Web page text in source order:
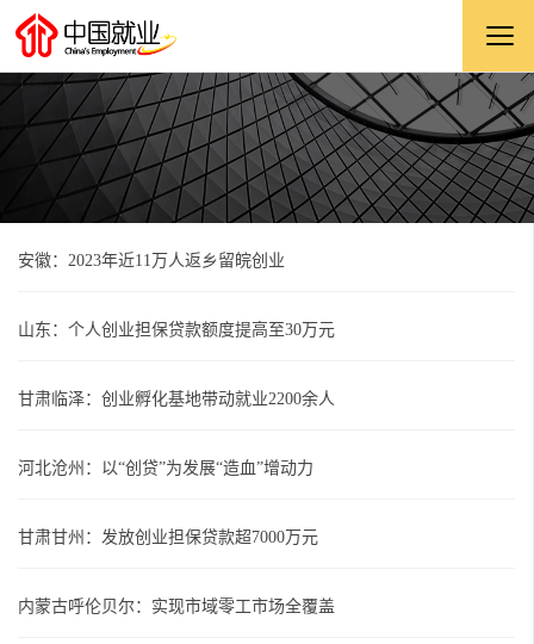
安徽：2023年近11万人返乡留皖创业
山东：个人创业担保贷款额度提高至30万元
甘肃临泽：创业孵化基地带动就业2200余人
河北沧州：以“创贷”为发展“造血”增动力
甘肃甘州：发放创业担保贷款超7000万元
内蒙古呼伦贝尔：实现市域零工市场全覆盖